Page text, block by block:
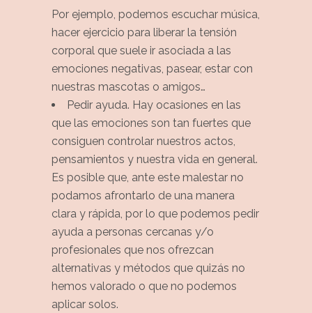
Por ejemplo, podemos escuchar música,
hacer ejercicio para liberar la tensión
corporal que suele ir asociada a las
emociones negativas, pasear, estar con
nuestras mascotas o amigos…
Pedir ayuda. Hay ocasiones en las
que las emociones son tan fuertes que
consiguen controlar nuestros actos,
pensamientos y nuestra vida en general.
Es posible que, ante este malestar no
podamos afrontarlo de una manera
clara y rápida, por lo que podemos pedir
ayuda a personas cercanas y/o
profesionales que nos ofrezcan
alternativas y métodos que quizás no
hemos valorado o que no podemos
aplicar solos.